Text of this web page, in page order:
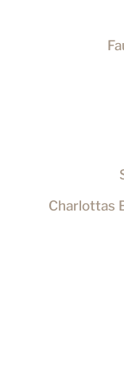
Charlottas